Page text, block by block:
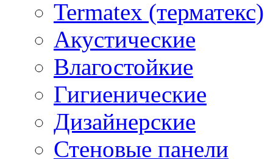
Termatex (терматекс)
Акустические
Влагостойкие
Гигиенические
Дизайнерские
Стеновые панели